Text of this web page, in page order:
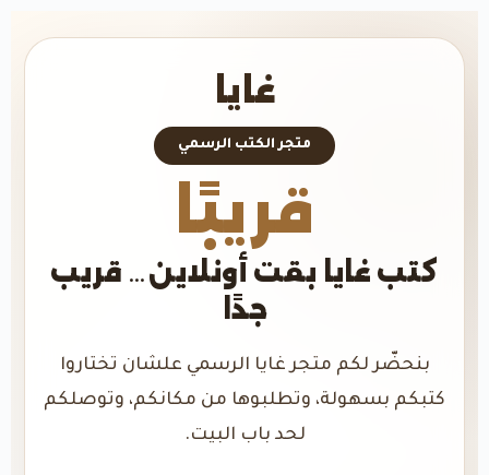
غايا
متجر الكتب الرسمي
قريبًا
كتب غايا بقت أونلاين… قريب
جدًا
بنحضّر لكم متجر غايا الرسمي علشان تختاروا
كتبكم بسهولة، وتطلبوها من مكانكم، وتوصلكم
لحد باب البيت.